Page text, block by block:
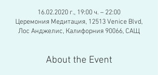
16.02.2020 г., 19:00 ч. – 22:00
Церемония Медитация, 12513 Venice Blvd,
Лос Анджелис, Калифорния 90066, САЩ
About the Event